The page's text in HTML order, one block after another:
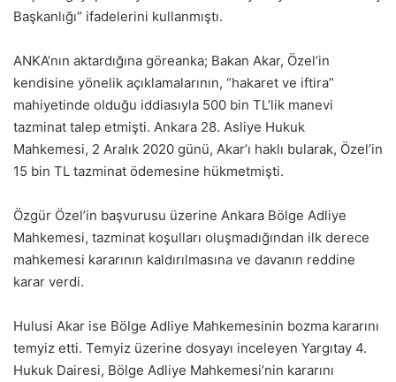
Başkanlığı” ifadelerini kullanmıştı.
ANKA’nın aktardığına göreanka; Bakan Akar, Özel’in
kendisine yönelik açıklamalarının, “hakaret ve iftira”
mahiyetinde olduğu iddiasıyla 500 bin TL’lik manevi
tazminat talep etmişti. Ankara 28. Asliye Hukuk
Mahkemesi, 2 Aralık 2020 günü, Akar’ı haklı bularak, Özel’in
15 bin TL tazminat ödemesine hükmetmişti.
Özgür Özel’in başvurusu üzerine Ankara Bölge Adliye
Mahkemesi, tazminat koşulları oluşmadığından ilk derece
mahkemesi kararının kaldırılmasına ve davanın reddine
karar verdi.
Hulusi Akar ise Bölge Adliye Mahkemesinin bozma kararını
temyiz etti. Temyiz üzerine dosyayı inceleyen Yargıtay 4.
Hukuk Dairesi, Bölge Adliye Mahkemesi’nin kararını